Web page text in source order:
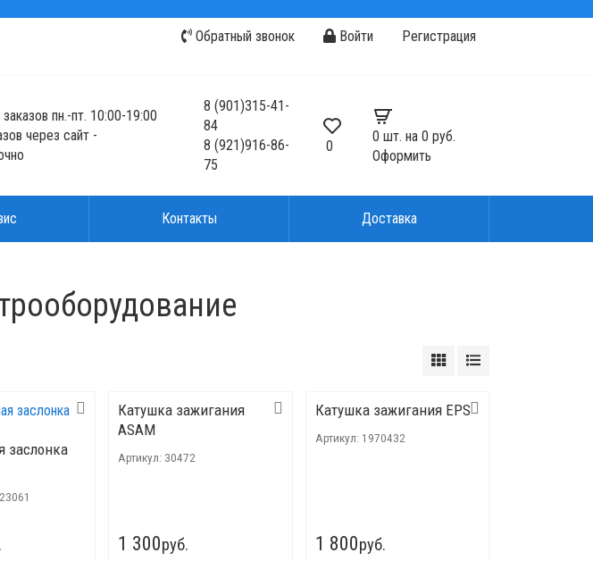
Обратный звонок Войти Регистрация
пн.-пт. 10:00-19:00
через сайт -
8(901)315-41-
84
8(921)916-86-
75
0
0 шт. на 0 руб.
Оформить
Контакты Доставка
заслонка
Катушка зажигания
ASAM
Артикул: 30472
1 300руб.
Катушка зажигания EPS
Артикул: 1970432
1 800руб.